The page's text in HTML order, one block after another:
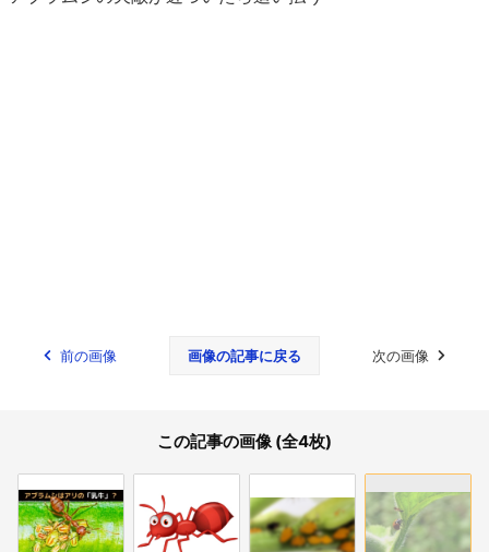
前の画像 画像の記事に戻る 次の画像
この記事の画像 (全4枚)